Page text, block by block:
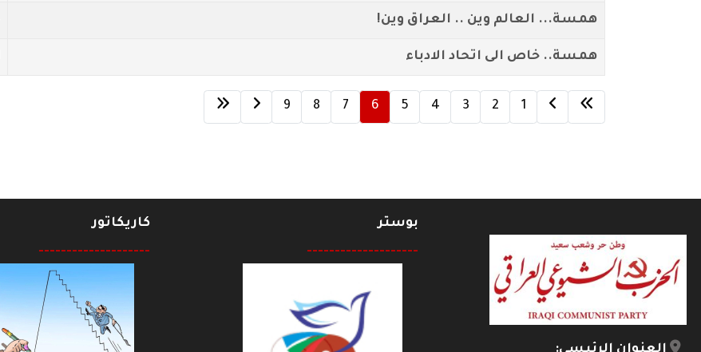
همسة... العالم وين .. العراق وين!
همسة.. خاص الى اتحاد الادباء
1
2
3
4
5
6
7
8
9
بوستر
--------------------
كاريكاتور
--------------------